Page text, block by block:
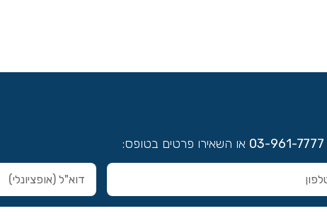
03-961-7777 או השאירו פרטים בטופס: